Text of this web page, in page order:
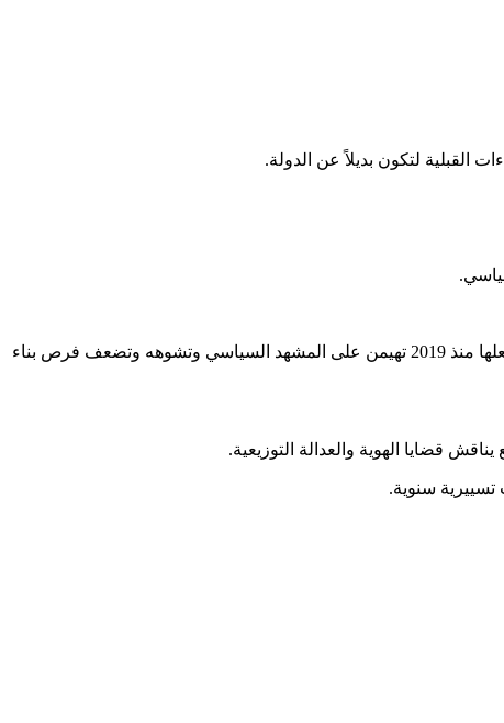
لتكون بديلاً عن الدولة.
نجد أنه كلما ضعفت مؤسسات الدولة وتراجع دورها في إدارة التنوع وضمان الحقوق، تمددت القبلية كبديل مشوّه للانتماء الوطني، وهو ما جعلها منذ 2019 تهيمن على المشهد السياسي وتشوهه وتضعف فرص بناء
قضايا الهوية والعدالة التوزيعية.
تسييرية سنوية.